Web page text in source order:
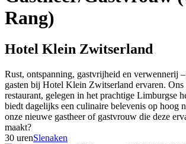
Rang)
Hotel Klein Zwitserland
Rust, ontspanning, gastvrijheid en verwennerij
gasten bij Hotel Klein Zwitserland ervaren. Ons
restaurant, gelegen in het prachtige Limburgse
biedt dagelijks een culinaire belevenis op hoog
onze nieuwe gastheer of gastvrouw die deze
maakt?
30 urenSlenaken